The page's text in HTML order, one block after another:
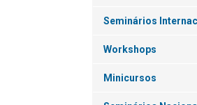
Seminários
Workshops
Minicursos